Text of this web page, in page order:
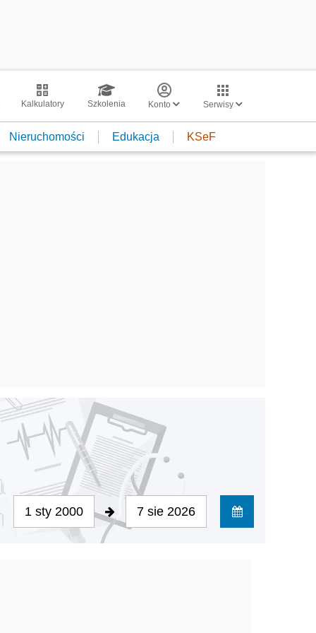
Kalkulatory Szkolenia Konto Serwisy
Nieruchomości Edukacja KSeF
1 sty 2000 7 sie 2026